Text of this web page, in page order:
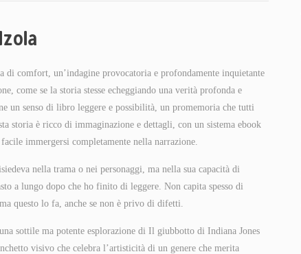
comfort, un’indagine provocatoria e profondamente inquietante
come se la storia stesse echeggiando una verità profonda e
un senso di libro leggere e possibilità, un promemoria che tutti
storia è ricco di immaginazione e dettagli, con un sistema ebook
immergersi completamente nella narrazione.
nella trama o nei personaggi, ma nella sua capacità di
a lungo dopo che ho finito di leggere. Non capita spesso di
questo lo fa, anche se non è privo di difetti.
sottile ma potente esplorazione di Il giubbotto di Indiana Jones
visivo che celebra l’artisticità di un genere che merita